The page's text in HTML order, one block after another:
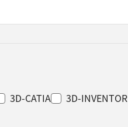
3D-CATIA
3D-INVENTOR